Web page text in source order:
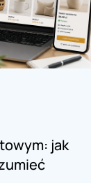
jak